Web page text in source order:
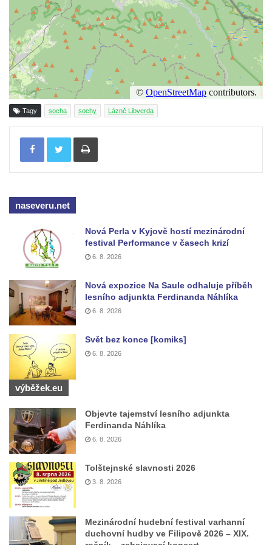
čp. 69/1 v Českých Budějovicích
Socha Jana Valeria Jirsíka u Černé věže v
Českých Budějovicích
Socha Krista klesajícího pod křížem u
kostela svatého Mikuláše v Českých
Budějovicích
Socha svatého Jana Nepomuckého u
kostela svaté Rodiny v Českých
Budějovicích
Socha S tebou v parku na Senovážném
Socha Tornádo v parku na Senovážném
Sousoší Humanoidi na Lannově třídě v
Českých Budějovicích
Na Sadech v Českých Budějovicích
Pomník Přemysla Otakara II. v parku Na
Sadech v Českých Budějovicích
Socha Mateřství v parku Na Sadech v
Českých Budějovicích
Památník Otokara Mokrého v parku Na
Sadech v Českých Budějovicích
Poslední dochovaný tramvajový sloup na
Pražské třídě v Českých Budějovicích
Socha Civilizovaní na Husově třídě v
Českých Budějovicích
Socha svatého Jana Nepomuckého Na
Sadech u Mlýnské stoky v Českých
Sochy brouků u Mlýnské stoky v Českých
Tagy socha sochy Lázně Libverda
Tisknout
naseveru.net
Nová Perla v Kyjově hostí mezinárodní
festival Performance v časech krizí
6. 8. 2026
Nová expozice Na Saule odhaluje příběh
lesního adjunkta Ferdinanda Náhlíka
6. 8. 2026
Svět bez konce [komiks]
6. 8. 2026
výběžek.eu
Objevte tajemství lesního adjunkta
Ferdinanda Náhlíka
6. 8. 2026
Tolštejnské slavnosti 2026
3. 8. 2026
Mezinárodní hudební festival varhanní
duchovní hudby ve Filipově 2026 – XIX.